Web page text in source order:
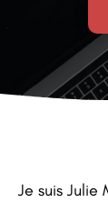
Je suis Julie